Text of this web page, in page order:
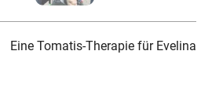
Eine Tomatis-Therapie für Evelina